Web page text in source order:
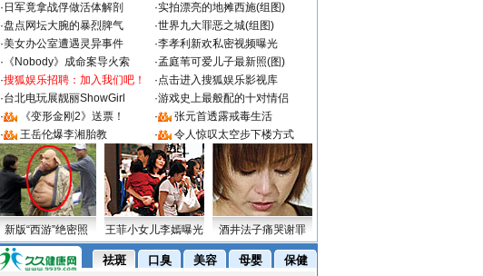
· 日军竟拿战俘做活体解剖 ·实拍漂亮的地摊西施(组图)
·盘点网坛大腕的暴烈脾气 ·世界九大罪恶之城(组图)
·美女办公室遭遇灵异事件 ·李孝利新欢私密视频曝光
· 《Nobody》成命案导火索 ·孟庭苇可爱儿子最新照(图)
·搜狐娱乐招聘：加入我们吧！ ·点击进入搜狐娱乐影视库
·台北电玩展靓丽ShowGirl ·游戏史上最般配的十对情侣
·
《变形金刚2》送票！ ·
张元首透露戒毒生活
·
王岳伦爆李湘胎教 · 令人惊叹太空步下楼方式
新版“西游”绝密照 王菲小女儿李嫣曝光 酒井法子痛哭谢罪